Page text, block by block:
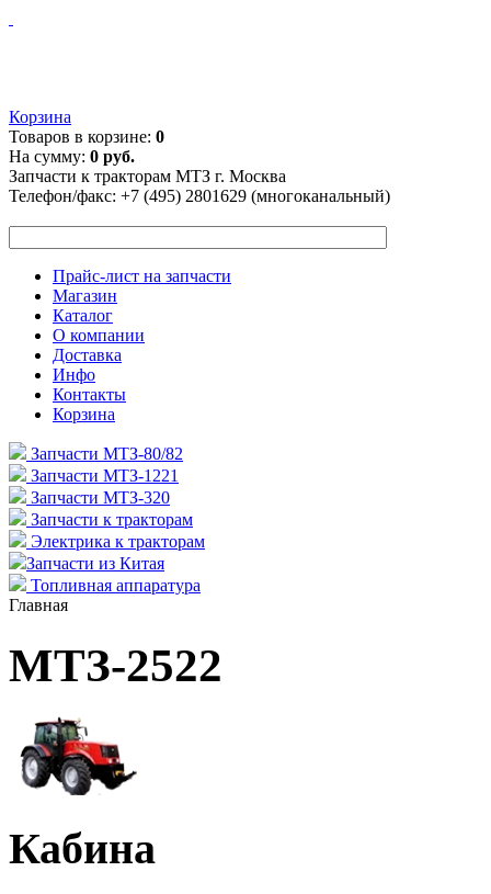
Корзина
Товаров в корзине: 0
На сумму: 0 руб.
Запчасти к тракторам МТЗ г. Москва
Телефон/факс: +7 (495) 2801629 (многоканальный)
Прайс-лист на запчасти
Магазин
Каталог
О компании
Доставка
Инфо
Контакты
Корзина
Запчасти МТЗ-80/82
Запчасти МТЗ-1221
Запчасти МТЗ-320
Запчасти к тракторам
Электрика к тракторам
Запчасти из Китая
Топливная аппаратура
Главная
МТЗ-2522
Кабина